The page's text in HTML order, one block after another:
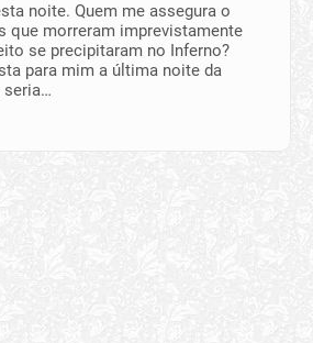
noite. Quem me assegura o
que morreram im­previstamente
se precipitaram no Inferno?
para mim a última noite da
seria…